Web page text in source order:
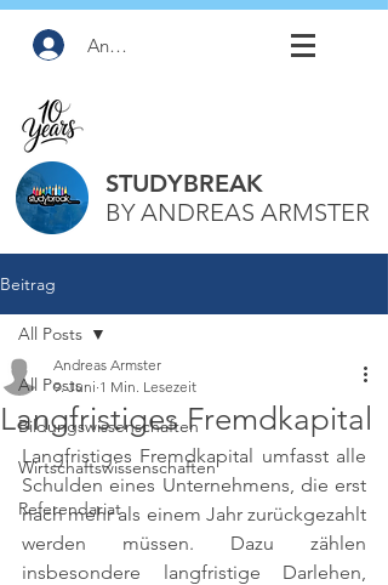
Anmelden
STUDYBREAK
BY ANDREAS ARMSTER
Beitrag
All Posts
Bildungswissenschaften
Wirtschaftswissenschaften
Referendariat
All Posts
Langfristiges Fremdkapital
Andreas Armster
9. Juni 1 Min. Lesezeit
Langfristiges Fremdkapital umfasst alle
Schulden eines Unternehmens, die erst
nach mehr als einem Jahr zurückgezahlt
werden müssen. Dazu zählen
insbesondere langfristige Darlehen,